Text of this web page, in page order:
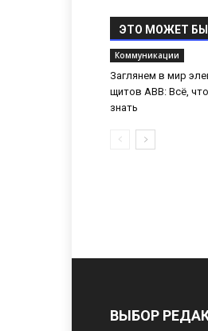
ЭТО МОЖЕТ
Коммуникации
Заглянем в мир
щитов ABB: Всё,
знать
ВЫБОР